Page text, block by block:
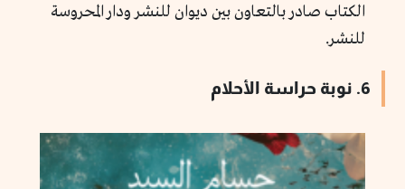
الكتاب صادر بالتعاون بين ديوان للنشر ودار المحروسة
للنشر.
6. نوبة حراسة الأحلام